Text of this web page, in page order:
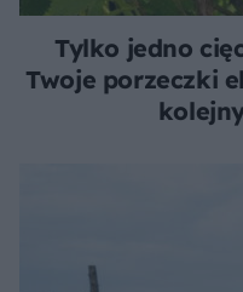
Tylko jedno
Twoje porzeczki